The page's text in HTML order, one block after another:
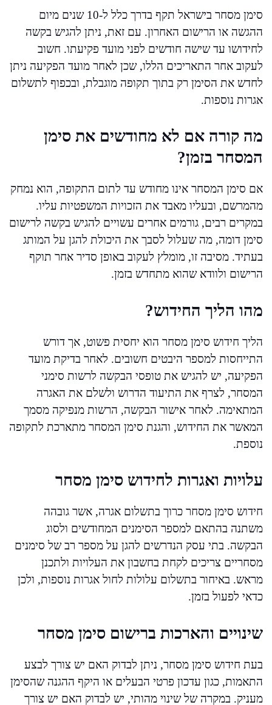
סימן מסחר בישראל תקף בדרך כלל ל-10 שנים מיום
ההגשה או הרישום האחרון. עם זאת, ניתן להגיש בקשה
לחידושו עד שישה חודשים לפני מועד פקיעתו. חשוב
לעקוב אחר התאריכים הללו, שכן לאחר מועד הפקיעה ניתן
לחדש את הסימן רק בתוך תקופה מוגבלת, ובכפוף לתשלום
אגרות נוספות.
מה קורה אם לא מחודשים את סימן
המסחר בזמן?
אם סימן המסחר אינו מחודש עד לתום התקופה, הוא נמחק
מהמרשם, ובעליו מאבד את הזכויות המשפטיות עליו.
במקרים רבים, גורמים אחרים עשויים להגיש בקשה לרישום
סימן דומה, מה שעלול לסבך את היכולת להגן על המותג
בעתיד. מסיבה זו, מומלץ לעקוב באופן סדיר אחר תוקף
הרישום ולוודא שהוא מתחדש בזמן.
מהו הליך החידוש?
הליך חידוש סימן מסחר הוא יחסית פשוט, אך דורש
התייחסות למספר היבטים חשובים. לאחר בדיקת מועד
הפקיעה, יש להגיש את טופסי הבקשה לרשות סימני
המסחר, לצרף את התיעוד הדרוש ולשלם את האגרה
המתאימה. לאחר אישור הבקשה, הרשות מנפיקה מסמך
המאשר את החידוש, והגנת סימן המסחר מתארכת לתקופה
נוספת.
עלויות ואגרות לחידוש סימן מסחר
חידוש סימן מסחר כרוך בתשלום אגרה, אשר גובהה
משתנה בהתאם למספר הסימנים המחודשים ולסוג
הבקשה. בתי עסק הנדרשים להגן על מספר רב של סימנים
מסחריים צריכים לקחת בחשבון את העלויות ולתכנן
מראש. באיחור בתשלום עלולות לחול אגרות נוספות, ולכן
כדאי לפעול בזמן.
שינויים והארכות ברישום סימן מסחר
בעת חידוש סימן מסחר, ניתן לבדוק האם יש צורך לבצע
התאמות, כגון עדכון פרטי הבעלים או היקף ההגנה שהסימן
מעניק. במקרה של שינוי מהותי, יש לבדוק האם יש צורך